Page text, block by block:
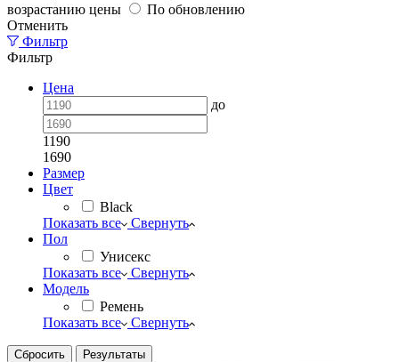
возрастанию цены
По обновлению
Отменить
Фильтр
Фильтр
Цена
до
1190
1690
Размер
Цвет
Black
Показать все
Свернуть
Пол
Унисекс
Показать все
Свернуть
Модель
Ремень
Показать все
Свернуть
Сбросить Результаты